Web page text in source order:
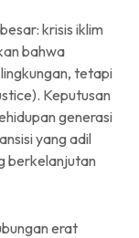
krisis iklim
bahwa
tetapi
Keputusan
generasi
yang adil
berkelanjutan
erat